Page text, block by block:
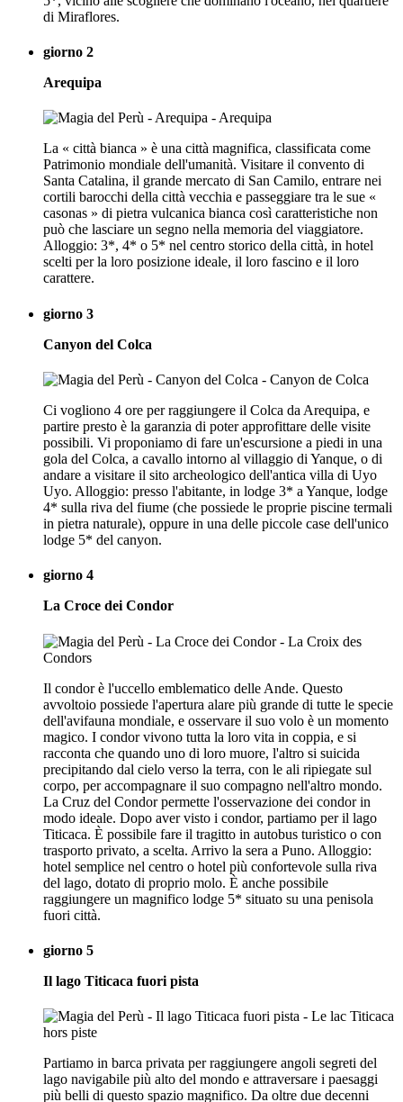
di Miraflores.
giorno 2
Arequipa
La « città bianca » è una città magnifica, classificata come
Patrimonio mondiale dell'umanità. Visitare il convento di
Santa Catalina, il grande mercato di San Camilo, entrare nei
cortili barocchi della città vecchia e passeggiare tra le sue «
casonas » di pietra vulcanica bianca così caratteristiche non
può che lasciare un segno nella memoria del viaggiatore.
Alloggio: 3*, 4* o 5* nel centro storico della città, in hotel
scelti per la loro posizione ideale, il loro fascino e il loro
carattere.
giorno 3
Canyon del Colca
Ci vogliono 4 ore per raggiungere il Colca da Arequipa, e
partire presto è la garanzia di poter approfittare delle visite
possibili. Vi proponiamo di fare un'escursione a piedi in una
gola del Colca, a cavallo intorno al villaggio di Yanque, o di
andare a visitare il sito archeologico dell'antica villa di Uyo
Uyo. Alloggio: presso l'abitante, in lodge 3* a Yanque, lodge
4* sulla riva del fiume (che possiede le proprie piscine termali
in pietra naturale), oppure in una delle piccole case dell'unico
lodge 5* del canyon.
giorno 4
La Croce dei Condor
Il condor è l'uccello emblematico delle Ande. Questo
avvoltoio possiede l'apertura alare più grande di tutte le specie
dell'avifauna mondiale, e osservare il suo volo è un momento
magico. I condor vivono tutta la loro vita in coppia, e si
racconta che quando uno di loro muore, l'altro si suicida
precipitando dal cielo verso la terra, con le ali ripiegate sul
corpo, per accompagnare il suo compagno nell'altro mondo.
La Cruz del Condor permette l'osservazione dei condor in
modo ideale. Dopo aver visto i condor, partiamo per il lago
Titicaca. È possibile fare il tragitto in autobus turistico o con
trasporto privato, a scelta. Arrivo la sera a Puno. Alloggio:
hotel semplice nel centro o hotel più confortevole sulla riva
del lago, dotato di proprio molo. È anche possibile
raggiungere un magnifico lodge 5* situato su una penisola
fuori città.
giorno 5
Il lago Titicaca fuori pista
Partiamo in barca privata per raggiungere angoli segreti del
lago navigabile più alto del mondo e attraversare i paesaggi
più belli di questo spazio magnifico. Da oltre due decenni